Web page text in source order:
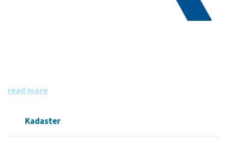
read more
Kadaster